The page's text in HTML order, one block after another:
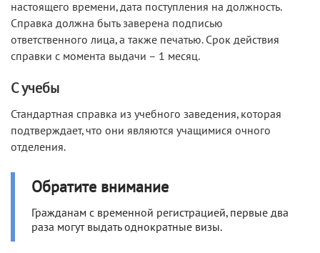
настоящего времени, дата поступления на должность.
Справка должна быть заверена подписью
ответственного лица, а также печатью. Срок действия
справки с момента выдачи – 1 месяц.
С учебы
Стандартная справка из учебного заведения, которая
подтверждает, что они являются учащимися очного
отделения.
Обратите внимание
Гражданам с временной регистрацией, первые два
раза могут выдать однократные визы.